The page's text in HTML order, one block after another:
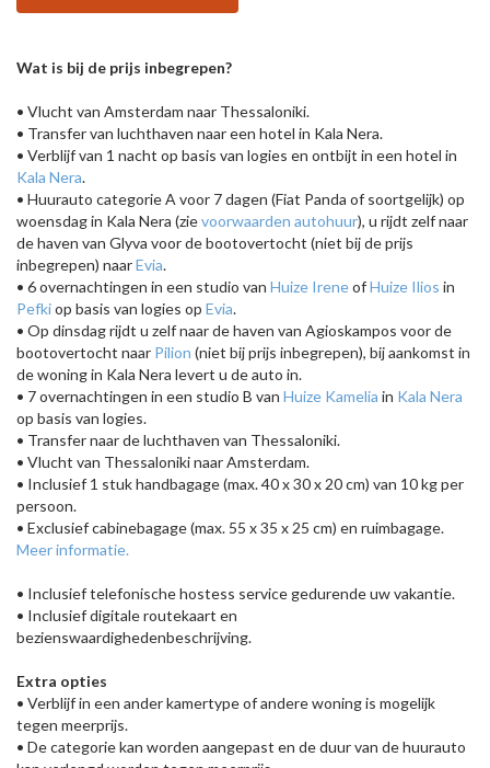
Wat is bij de prijs inbegrepen?
• Vlucht van Amsterdam naar Thessaloniki.
• Transfer van luchthaven naar een hotel in Kala Nera.
• Verblijf van 1 nacht op basis van logies en ontbijt in een hotel in
Kala Nera.
• Huurauto categorie A voor 7 dagen (Fiat Panda of soortgelijk) op
woensdag in Kala Nera (zievoorwaarden autohuur), u rijdt zelf naar
de haven van Glyva voor de bootovertocht (niet bij de prijs
inbegrepen) naarEvia.
• 6 overnachtingen in een studio van Huize IreneofHuize Ilios in
Pefkiop basis van logies op Evia.
• Op dinsdag rijdt u zelf naar de haven van Agioskampos voor de
bootovertocht naar Pilion (niet bij prijs inbegrepen), bij aankomst in
de woning in Kala Nera levert u de auto in.
• 7 overnachtingen in een studio B van Huize Kamelia in Kala Nera
op basis van logies.
• Transfer naar de luchthaven van Thessaloniki.
• Vlucht van Thessaloniki naar Amsterdam.
• Inclusief 1 stuk handbagage (max. 40 x 30 x 20 cm) van 10 kg per
persoon.
• Exclusief cabinebagage (max. 55 x 35 x 25 cm) en ruimbagage.
Meer informatie.
• Inclusief telefonische hostess service gedurende uw vakantie.
• Inclusief digitale routekaart en
bezienswaardighedenbeschrijving.
Extra opties
• Verblijf in een ander kamertype of andere woning is mogelijk
tegen meerprijs.
• De categorie kan worden aangepast en de duur van de huurauto